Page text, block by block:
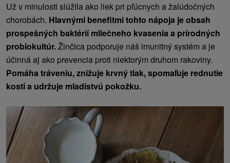
Už v minulosti slúžila ako liek pri pľúcnych a žalúdočných
chorobách. Hlavnými benefitmi tohto nápoja je obsah
prospešných baktérií mliečneho kvasenia a prírodných
probiokultúr.Žinčica podporuje náš imunitný systém a je
účinná aj ako prevencia proti niektorým druhom rakoviny.
Pomáha tráveniu, znižuje krvný tlak, spomaľuje rednutie
kostí a udržuje mladistvú pokožku.